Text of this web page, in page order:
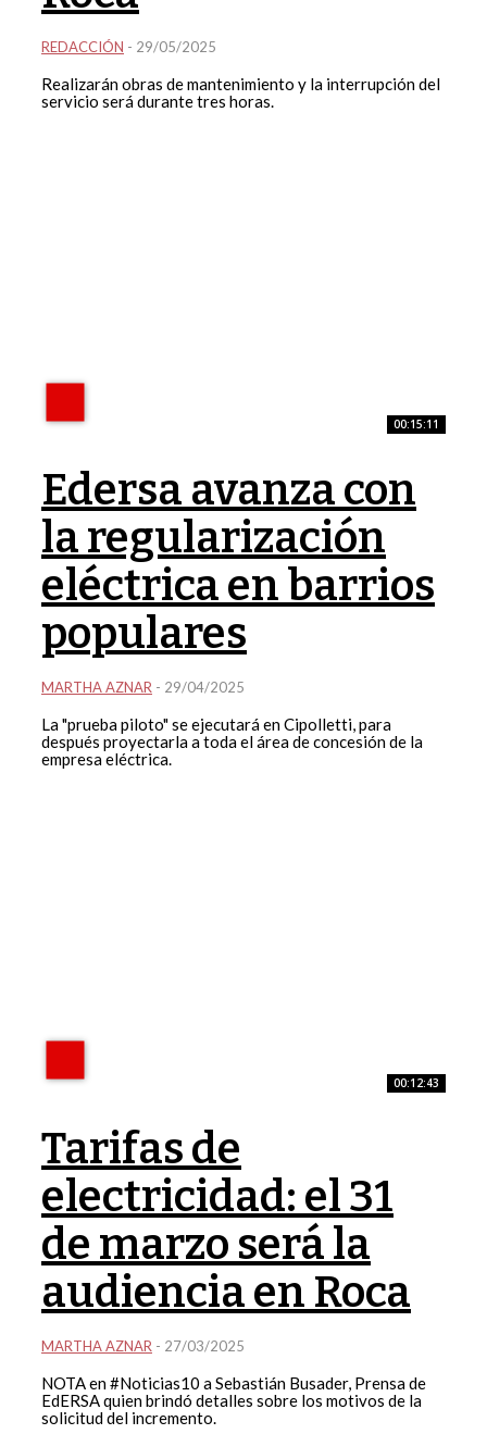
REDACCIÓN - 29/05/2025
Realizarán obras de mantenimiento y la interrupción del
servicio será durante tres horas.
00:15:11
Edersa avanza con
la regularización
eléctrica en barrios
populares
MARTHA AZNAR - 29/04/2025
La "prueba piloto" se ejecutará en Cipolletti, para
después proyectarla a toda el área de concesión de la
empresa eléctrica.
00:12:43
Tarifas de
electricidad: el 31
de marzo será la
audiencia en Roca
MARTHA AZNAR - 27/03/2025
NOTA en #Noticias10 a Sebastián Busader, Prensa de
EdERSA quien brindó detalles sobre los motivos de la
solicitud del incremento.